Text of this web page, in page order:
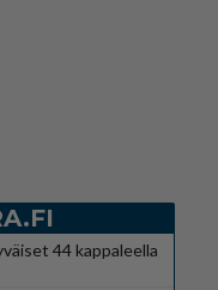
44 kappaleella